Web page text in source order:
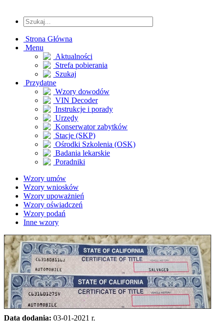
Strona Główna
Menu
Aktualności
Strefa pobierania
Szukaj
Przydatne
Wzory dowodów
VIN Decoder
Instrukcje i porady
Urzędy
Konserwator zabytków
Stacje (SKP)
Ośrodki Szkolenia (OSK)
Badania lekarskie
Poradniki
Wzory umów
Wzory wniosków
Wzory upoważnień
Wzory oświadczeń
Wzory podań
Inne wzory
Data dodania: 03-01-2021 r.